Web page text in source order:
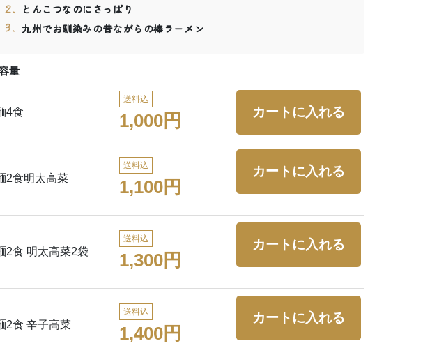
とんこつなのにさっぱり
九州でお馴染みの昔ながらの棒ラーメン
量
4食
送料込
1,000円
2食明太高菜
送料込
1,100円
2食 明太高菜2袋
送料込
1,300円
2食 辛子高菜
送料込
1,400円